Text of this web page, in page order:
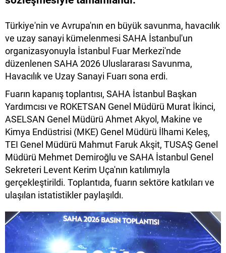
Türkiye'nin ve Avrupa'nın en büyük savunma, havacılık
ve uzay sanayi kümelenmesi SAHA İstanbul'un
organizasyonuyla İstanbul Fuar Merkezi'nde
düzenlenen SAHA 2026 Uluslararası Savunma,
Havacılık ve Uzay Sanayi Fuarı sona erdi.
Fuarın kapanış toplantısı, SAHA İstanbul Başkan
Yardımcısı ve ROKETSAN Genel Müdürü Murat İkinci,
ASELSAN Genel Müdürü Ahmet Akyol, Makine ve
Kimya Endüstrisi (MKE) Genel Müdürü İlhami Keleş,
TEI Genel Müdürü Mahmut Faruk Akşit, TUSAŞ Genel
Müdürü Mehmet Demiroğlu ve SAHA İstanbul Genel
Sekreteri Levent Kerim Uça'nın katılımıyla
gerçekleştirildi. Toplantıda, fuarın sektöre katkıları ve
ulaşılan istatistikler paylaşıldı.